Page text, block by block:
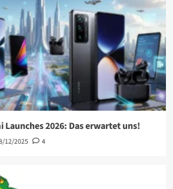
Launches 2026: Das erwartet uns!
12/2025 4